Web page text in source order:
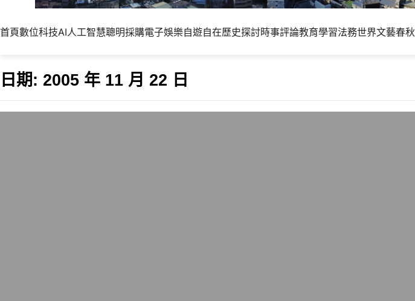
首頁數位科技AI人工智慧聰明採購電子娛樂自遊自在歷史探討時事評論教育學習法務世界文藝春秋
日期: 2005 年 11 月 22 日